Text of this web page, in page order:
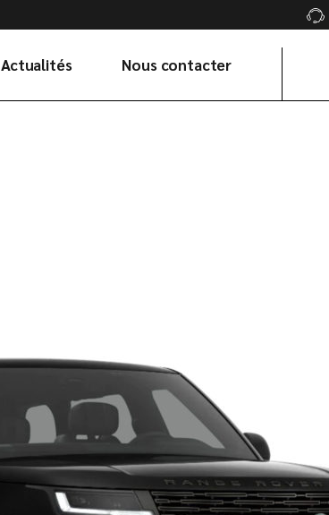
Actualités Nous contacter